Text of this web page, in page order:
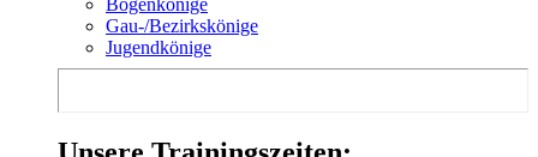
Gau-/Bezirkskönige
Jugendkönige